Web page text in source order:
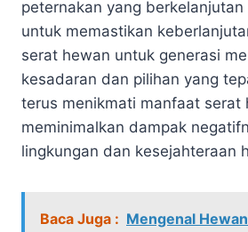
peternakan yang
untuk memastikan
serat hewan untuk generasi
kesadaran dan pilihan yang
terus menikmati manfaat serat
meminimalkan dampak
lingkungan dan kesejahteraan
Baca Juga : Mengenal